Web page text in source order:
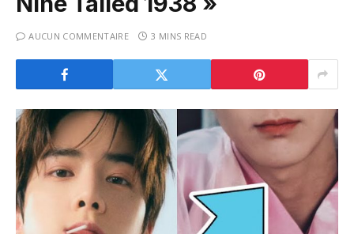
AUCUN COMMENTAIRE 3 MINS READ